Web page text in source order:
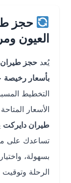
حجز
العيون
حجز طيران
بأسعار رخيصة خيارًا
التخطيط المسبق
الأسعار المتاحة
طيران دايركتيمكنك
تساعدك على مقارنة
بسهولة، واختيار
الرحلة وتوقيت